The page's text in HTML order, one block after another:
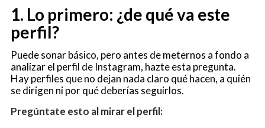
1. Lo primero: ¿de qué va este
perfil?
Puede sonar básico, pero antes de meternos a fondo a
analizar el perfil de Instagram, hazte esta pregunta.
Hay perfiles que no dejan nada claro qué hacen, a quién
se dirigen ni por qué deberías seguirlos.
Pregúntate esto al mirar el perfil: